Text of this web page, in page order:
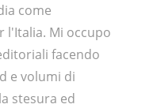
come
l'Italia. Mi occupo
facendo
e volumi di
stesura ed